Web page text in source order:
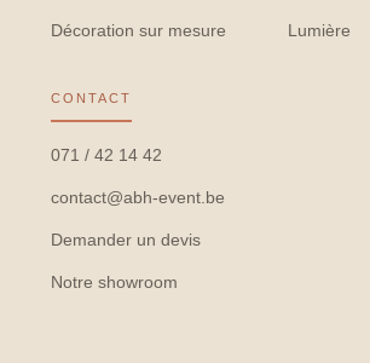
Décoration sur mesure Lumière
CONTACT
071 / 42 14 42
contact@abh-event.be
Demander un devis
Notre showroom